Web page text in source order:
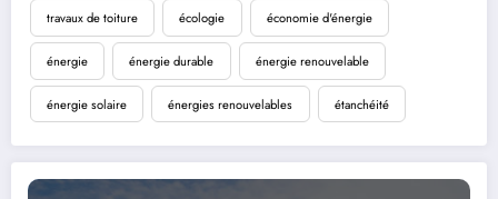
travaux de toiture écologie économie d'énergie
énergie énergie durable énergie renouvelable
énergie solaire énergies renouvelables étanchéité